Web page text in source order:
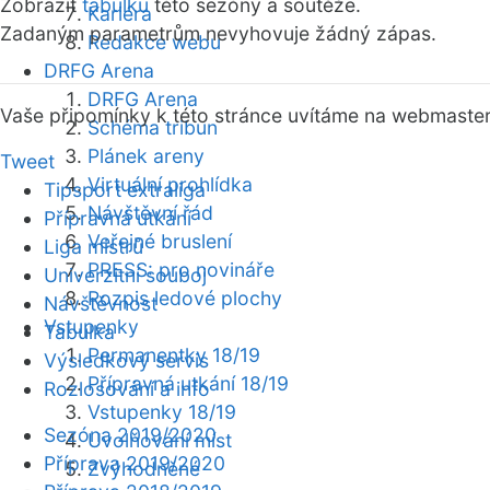
Kariéra
Redakce webu
DRFG Arena
DRFG Arena
Schéma tribun
Plánek areny
Virtuální prohlídka
Návštěvní řád
Veřejné bruslení
PRESS: pro novináře
Rozpis ledové plochy
Vstupenky
Permanentky 18/19
Přípravná utkání 18/19
Vstupenky 18/19
Uvolňování míst
Zvýhodněné
Zobrazit tabulku této sezóny a soutěže.
Zadaným parametrům nevyhovuje žádný zápas.
Vaše připomínky k této stránce uvítáme na webmaster
Tweet
Tipsport extraliga
Přípravná utkání
Liga mistrů
Univerzitní souboj
Návštěvnost
Tabulka
Výsledkový servis
Rozlosování a info
Sezóna 2019/2020
Příprava 2019/2020